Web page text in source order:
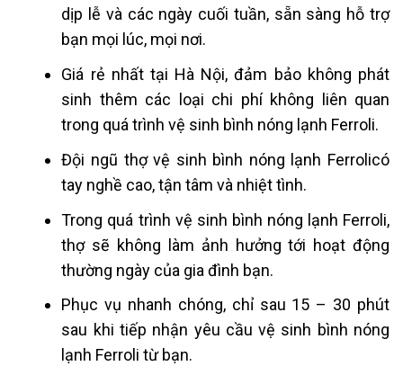
dịp lễ và các ngày cuối tuần, sẵn sàng hỗ trợ
bạn mọi lúc, mọi nơi.
Giá rẻ nhất tại Hà Nội, đảm bảo không phát
sinh thêm các loại chi phí không liên quan
trong quá trình vệ sinh bình nóng lạnh Ferroli.
Đội ngũ thợ vệ sinh bình nóng lạnh Ferrolicó
tay nghề cao, tận tâm và nhiệt tình.
Trong quá trình vệ sinh bình nóng lạnh Ferroli,
thợ sẽ không làm ảnh hưởng tới hoạt động
thường ngày của gia đình bạn.
Phục vụ nhanh chóng, chỉ sau 15 – 30 phút
sau khi tiếp nhận yêu cầu vệ sinh bình nóng
lạnh Ferroli từ bạn.